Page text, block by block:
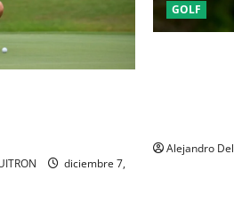
diciembre 7,
GOLF
Alejandro